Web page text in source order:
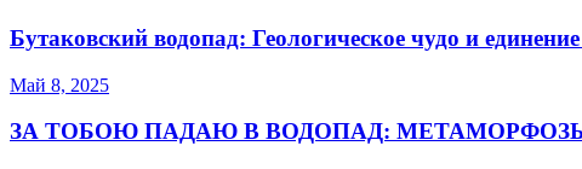
Бутаковский водопад: Геологическое чудо и
Май 8, 2025
ЗА ТОБОЮ ПАДАЮ В ВОДОПАД: